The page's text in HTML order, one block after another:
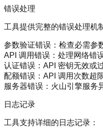
错误处理
工具提供完整的错误处理机
参数验证错误 ：检查必需参
API 调用错误 ：处理网络错
认证错误 ：API 密钥无效或
配额错误 ：API 调用次数超
服务器错误 ：火山引擎服务
日志记录
工具支持详细的日志记录：